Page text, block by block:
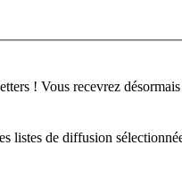
! Vous recevrez désormais
listes de diffusion